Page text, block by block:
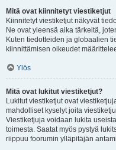
Mitä ovat kiinnitetyt viestiketjut
Kiinnitetyt viestiketjut näkyvät
Ne ovat yleensä aika tärkeitä,
Kuten tiedotteiden ja globaalien
kiinnittämisen oikeudet
Ylös
Mitä ovat lukitut viestiketjut?
Lukitut viestiketjut ovat
mahdolliset kyselyt joita
Viestiketjuja voidaan lukita
toimesta. Saatat myös pystyä
riippuu foorumin ylläpitäjän